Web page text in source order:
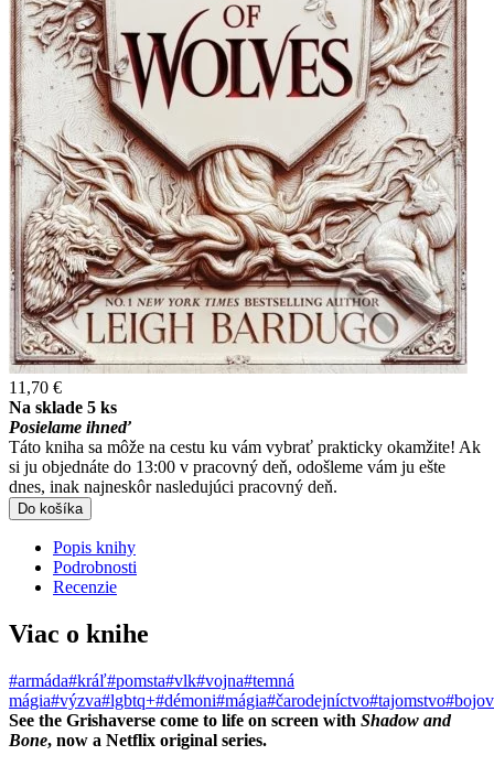
11,70 €
Na sklade 5 ks
Posielame ihneď
Táto kniha sa môže na cestu ku vám vybrať prakticky okamžite! Ak
si ju objednáte do 13:00 v pracovný deň, odošleme vám ju ešte
dnes, inak najneskôr nasledujúci pracovný deň.
Do košíka
Popis knihy
Podrobnosti
Recenzie
Viac o knihe
#armáda#kráľ#pomsta#vlk#vojna#temná
mágia#výzva#lgbtq+#démoni#mágia#čarodejníctvo#tajomstvo
See the Grishaverse come to life on screen with Shadow and
Bone, now a Netflix original series.